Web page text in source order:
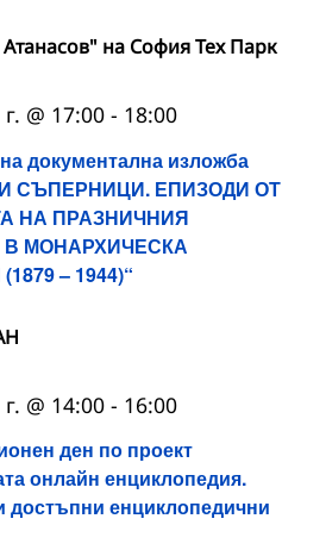
на София Тех Парк
документална изложба
СЪПЕРНИЦИ. ЕПИЗОДИ ОТ
НА ПРАЗНИЧНИЯ
В МОНАРХИЧЕСКА
– 1944)“
@ 17:00 - 18:00
ден по проект
онлайн енциклопедия.
достъпни енциклопедични
@ 14:00 - 16:00